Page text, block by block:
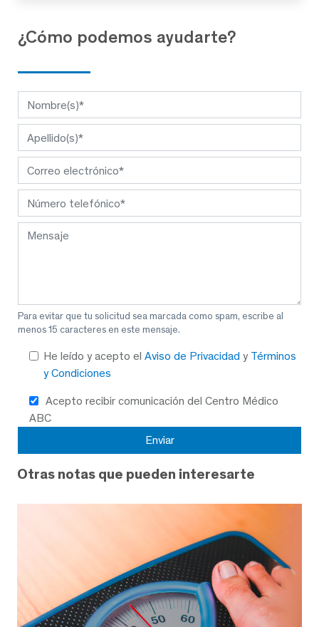
¿Cómo podemos ayudarte?
Para evitar que tu solicitud sea marcada como spam, escribe al
menos 15 caracteres en este mensaje.
He leído y acepto el Aviso de Privacidad y Términos
y Condiciones
Acepto recibir comunicación del Centro Médico
ABC
Otras notas que pueden interesarte